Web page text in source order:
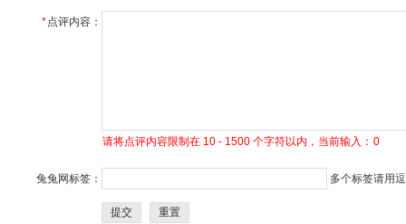
*点评内容：
请将点评内容限制在 10 - 1500 个字符以内，当前输入： 0
兔兔网标签： 多个标签请用
提交 重置